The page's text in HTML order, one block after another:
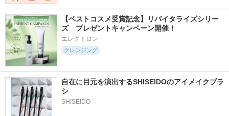
【ベストコスメ受賞記念】リバイタライズシリー
ズ　プレゼントキャンペーン開催！
エレクトロン
クレンジング
自在に目元を演出するSHISEIDOのアイメイクブラ
シ
SHISEIDO